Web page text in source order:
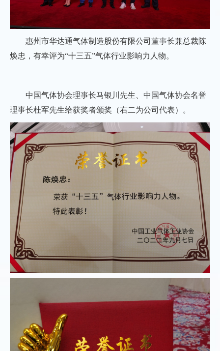
惠州市华达通气体制造股份有限公司董事长兼总裁陈
焕忠，有幸评为“十三五”气体行业影响力人物。
中国气体协会理事长马银川先生、中国气体协会名誉
理事长杜军先生给获奖者颁奖（右二为公司代表）。